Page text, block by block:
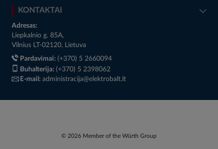
KONTAKTAI
Adresas:
Liepkalnio g. 85A,
Vilnius LT-02120, Lietuva
Pardavimai: (+370) 5 2660094
Buhalterija: (+370) 5 2398062
E-mail: administracija@elektrobalt.lt
© 2026 Member of the Würth Group